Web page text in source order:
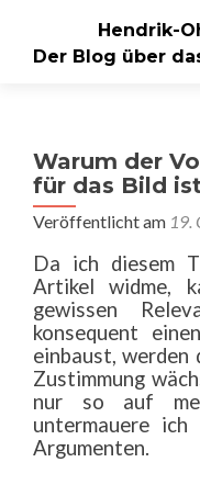
Hendrik-
Der Blog über
Warum der
für das Bild
Veröffentlicht am 19.
Da ich diesem
Artikel widme,
gewissen
konsequent
einbaust, werden
Zustimmung
nur so auf
untermauere
Argumenten.